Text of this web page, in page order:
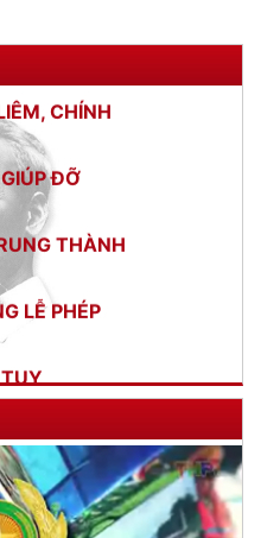
ĐỠ
THÀNH
LỄ PHÉP
KHÔN KHÉO
Hồ Chí Minh
3 năm 1948.